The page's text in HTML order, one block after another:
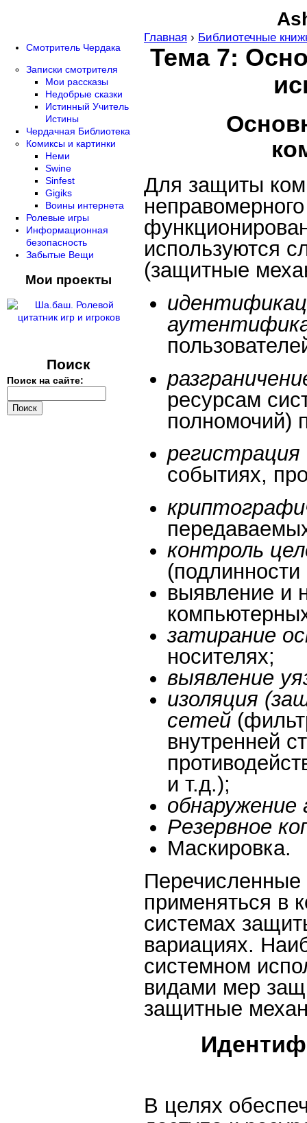
Главная › Библиотечные
Тема 7:
Для защиты
используются
(защитные
ресурсам
полномочий)
событиях,
контроль
выявление и
затирание
носителях;
выявление
изоляция
сетей
внутренней
и т.д.);
Резервное
Маскировка.
применяться в
системах
вариациях.
системном
видами мер
защитные
В целях
Смотритель Чердака
Записки смотрителя
Мои рассказы
Недобрые сказки
Истинный Учитель
Истины
Чердачная Библиотека
Комиксы и картинки
Неми
Swine
Sinfest
Gigiks
Воины интернета
Ролевые игры
Информационная
безопасность
Забытые Вещи
Мои проекты
Поиск
Поиск на сайте: